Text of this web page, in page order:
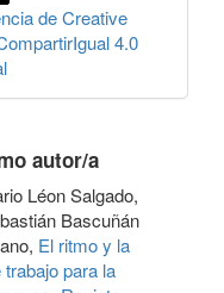
de Creative
4.0
autor/a
Léon Salgado,
Bascuñán
El ritmo y la
para la